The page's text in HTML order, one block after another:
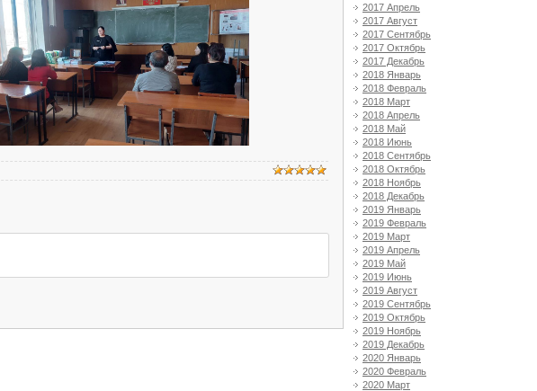
2017 Апрель
2017 Август
2017 Сентябрь
2017 Октябрь
2017 Декабрь
2018 Январь
2018 Февраль
2018 Март
2018 Апрель
2018 Май
2018 Июнь
2018 Сентябрь
2018 Октябрь
2018 Ноябрь
2018 Декабрь
2019 Январь
2019 Февраль
2019 Март
2019 Апрель
2019 Май
2019 Июнь
2019 Август
2019 Сентябрь
2019 Октябрь
2019 Ноябрь
2019 Декабрь
2020 Январь
2020 Февраль
2020 Март